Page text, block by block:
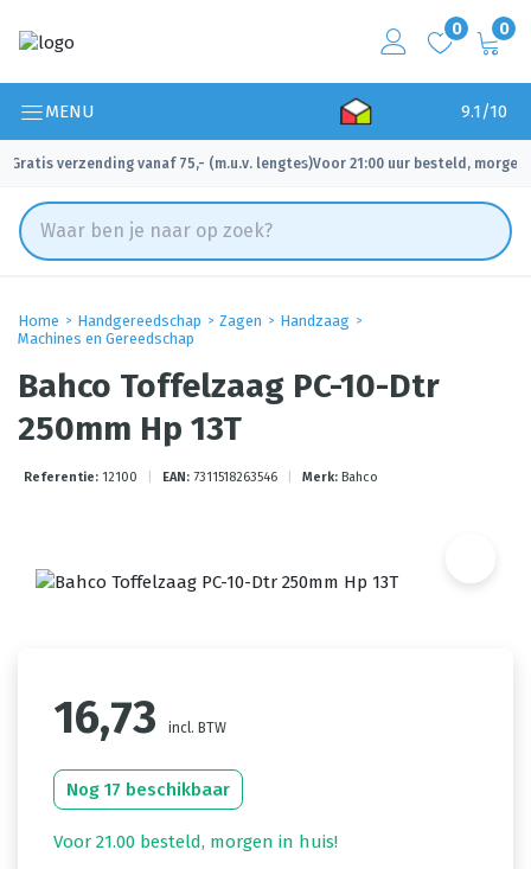
0 0
MENU 9.1/10
Gratis verzending vanaf 75,- (m.u.v. lengtes)
✓ Voor 21:00 uur besteld, morgen
Home Handgereedschap Zagen
Handzaag
Machines en Gereedschap
Bahco Toffelzaag PC-10-Dtr
250mm Hp 13T
Referentie: 12100 EAN: 7311518263546 Merk: Bahco
16,73 incl. BTW
Nog 17 beschikbaar
Voor 21.00 besteld, morgen in huis!